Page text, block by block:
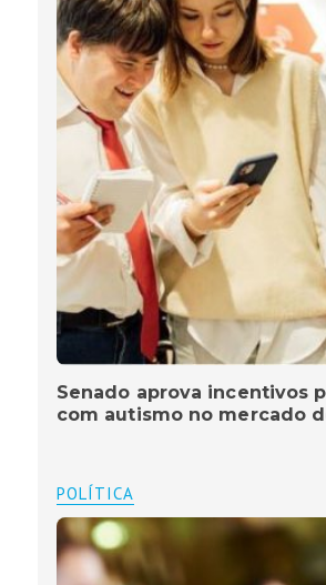
Senado aprova incentivos
com autismo no mercado
POLÍTICA